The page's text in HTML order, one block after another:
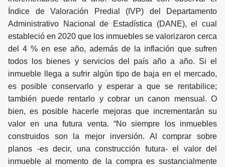
Índice de Valoración Predial (IVP) del Departamento
Administrativo Nacional de Estadística (DANE), el cual
estableció en 2020 que los inmuebles se valorizaron cerca
del 4 % en ese año, además de la inflación que sufren
todos los bienes y servicios del país año a año. Si el
inmueble llega a sufrir algún tipo de baja en el mercado,
es posible conservarlo y esperar a que se rentabilice;
también puede rentarlo y cobrar un canon mensual. O
bien, es posible hacerle mejoras que incrementarán su
valor en una futura venta. “No siempre los inmuebles
construidos son la mejor inversión. Al comprar sobre
planos -es decir, una construcción futura- el valor del
inmueble al momento de la compra es sustancialmente